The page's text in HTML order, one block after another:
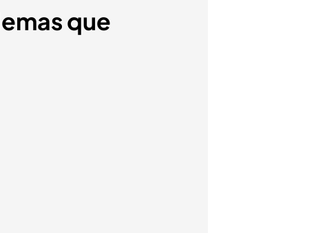
que